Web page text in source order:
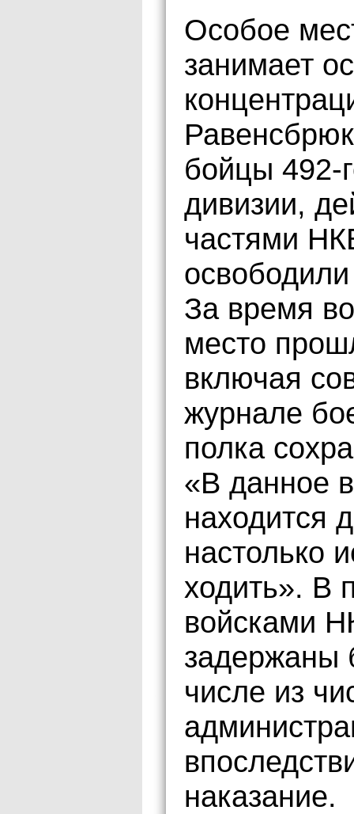
Особое
занимает
бойцы 492-
дивизии,
частями
За время
место
включая
журнале
полка
«В данное
находится
настолько
ходить». В
войсками
задержаны
числе из
наказание.